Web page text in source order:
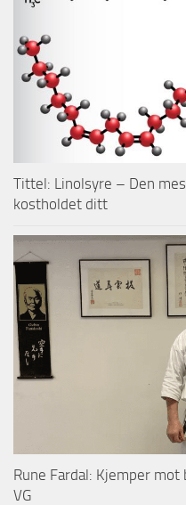
Tittel: Linolsyre – Den
kostholdet ditt
Rune Fardal: Kjemper
VG